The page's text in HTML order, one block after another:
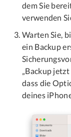
dem Sie
verwenden
Warten Sie,
ein Backup
„Backup
dass die
deines